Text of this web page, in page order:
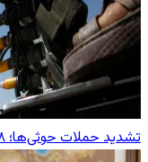
تشدید حملات حوثی‌ها؛ ۵۸ نظامی یمنی کشته شدند